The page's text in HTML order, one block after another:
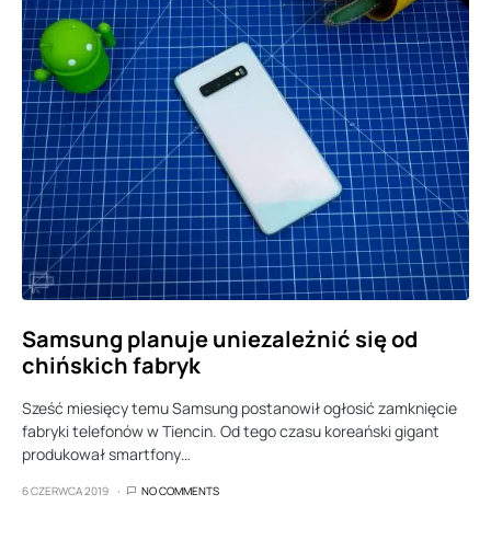
Samsung planuje uniezależnić się od
chińskich fabryk
Sześć miesięcy temu Samsung postanowił ogłosić zamknięcie
fabryki telefonów w Tiencin. Od tego czasu koreański gigant
produkował smartfony…
6 CZERWCA 2019 NO COMMENTS